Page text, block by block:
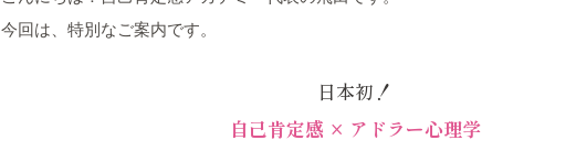
今回は、特別なご案内です。
日本初！
自己肯定感 × アドラー心理学